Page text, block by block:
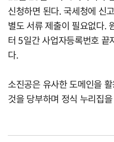
신청하면 된다. 국세청에 신
별도 서류 제출이 필요없다.
터 5일간 사업자등록번호
다.
소진공은 유사한 도메인을
것을 당부하며 정식 누리집